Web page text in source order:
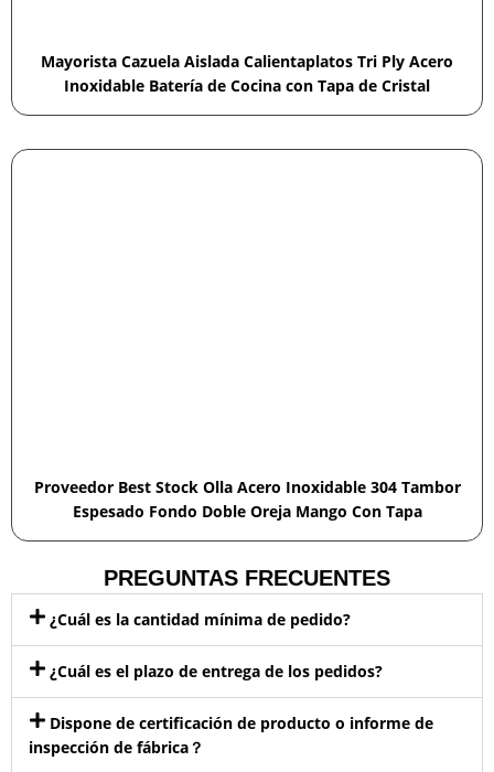
Mayorista Cazuela Aislada Calientaplatos Tri Ply Acero
Inoxidable Batería de Cocina con Tapa de Cristal
Proveedor Best Stock Olla Acero Inoxidable 304 Tambor
Espesado Fondo Doble Oreja Mango Con Tapa
PREGUNTAS FRECUENTES
¿Cuál es la cantidad mínima de pedido?
¿Cuál es el plazo de entrega de los pedidos?
Dispone de certificación de producto o informe de
inspección de fábrica？